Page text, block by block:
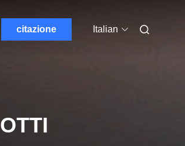
citazione Italian